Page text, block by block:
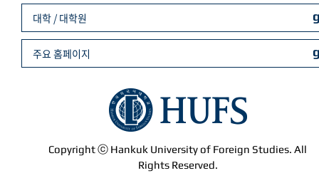
Copyright ⓒ Hankuk University of Foreign Studies. All
Rights Reserved.
대학 / 대학원
주요 홈페이지